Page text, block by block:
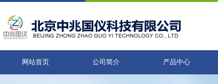
网站首页 公司简介 产品中心